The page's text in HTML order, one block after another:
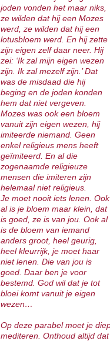
joden vonden het maar niks,
ze wilden dat hij een Mozes
werd, ze wilden dat hij een
lotusbloem werd. En hij zette
zijn eigen zelf daar neer. Hij
zei: ‘Ik zal mijn eigen wezen
zijn. Ik zal mezelf zijn.’ Dat
was de misdaad die hij
beging en de joden konden
hem dat niet vergeven.
Mozes was ook een bloem
vanuit zijn eigen wezen, hij
imiteerde niemand. Geen
enkel religieus mens heeft
geïmiteerd. En al die
zogenaamde religieuze
mensen die imiteren zijn
helemaal niet religieus.
Je moet nooit iets lenen. Ook
al is je bloem maar klein, dat
is goed, ze is van jou. Ook al
is de bloem van iemand
anders groot, heel geurig,
heel kleurrijk, je moet haar
niet lenen. Die van jou is
goed. Daar ben je voor
bestemd. God wil dat je tot
bloei komt vanuit je eigen
wezen…
Op deze parabel moet je
mediteren. Onthoud altijd dat